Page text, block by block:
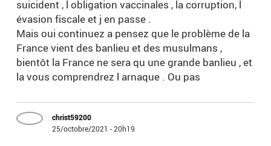
suicident , l obligation vaccinales , la corruption, l
évasion fiscale et j en passe .
Mais oui continuez a pensez que le problème de la
France vient des banlieu et des musulmans ,
bientôt la France ne sera qu une grande banlieu , et
la vous comprendrez l arnaque . Ou pas
christ59200
25/octobre/2021 - 20h19